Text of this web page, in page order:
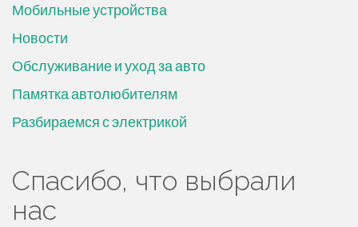
Мобильные устройства
Новости
Обслуживание и уход за авто
Памятка автолюбителям
Разбираемся с электрикой
Спасибо, что выбрали
нас